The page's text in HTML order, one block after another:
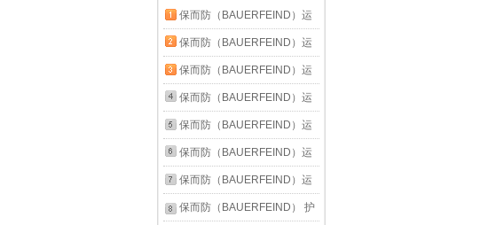
保而防（BAUERFEIND）运
动护膝篮球跑步羽毛球护膝盖
半月板韧带损伤防护关节运动
护具 新款银钛灰防滑款 3
保而防（BAUERFEIND）运
动护膝篮球跑步羽毛球护膝盖
半月板韧带损伤防护关节运动
护具 新款银钛灰防滑款 4
保而防（BAUERFEIND）运
动护膝篮球跑步羽毛球护膝盖
半月板韧带损伤防护关节运动
护具 新款银钛灰常规款 3
保而防（BAUERFEIND）运
动护膝篮球跑步羽毛球护膝盖
半月板韧带损伤防护关节运动
护具 新款银钛黑防滑款 3
保而防（BAUERFEIND）运
动护膝篮球跑步羽毛球护膝盖
半月板韧带损伤防护关节运动
护具 新款银钛黑防滑款 4
保而防（BAUERFEIND）运
动护膝篮球跑步羽毛球护膝盖
半月板韧带损伤防护关节运动
保而防（BAUERFEIND）运
动护膝篮球跑步羽毛球护膝盖
保而防（BAUERFEIND） 护